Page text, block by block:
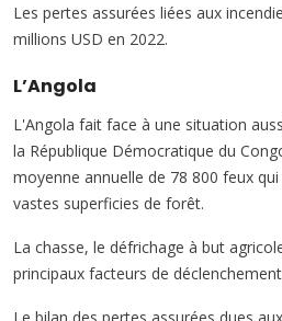
Les pertes assurées liées aux
millions USD en 2022.
L’Angola
L'Angola fait face à une situation
la République Démocratique du
moyenne annuelle de 78 800 feux
vastes superficies de forêt.
La chasse, le défrichage à but
principaux facteurs de
Le bilan des pertes assurées dues